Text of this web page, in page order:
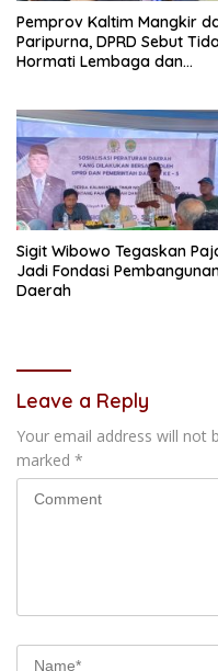
Pemprov Kaltim Mangkir
Paripurna, DPRD Sebut
Hormati Lembaga dan
Sigit Wibowo Tegaskan
Jadi Fondasi
Daerah
Leave a Reply
Your email address will not
marked *